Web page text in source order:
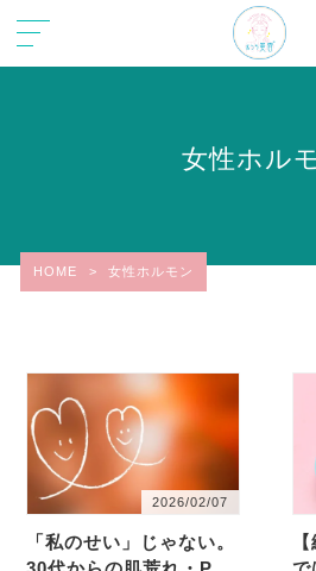
女性ホル
HOME > 女性ホルモン
2026/02/07
「私のせい」じゃない。